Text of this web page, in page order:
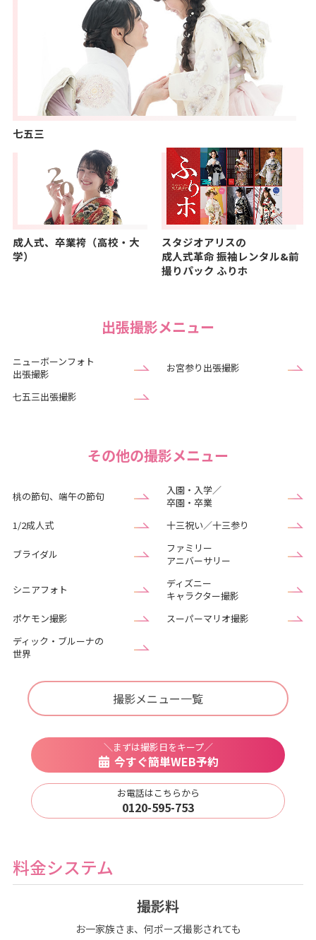
七五三
成人式、卒業袴（高校・大
学）
スタジオアリスの
成人式革命振袖レンタル&前
撮りパック ふりホ
出張撮影メニュー
ニューボーンフォト
出張撮影
お宮参り出張撮影
七五三出張撮影
その他の撮影メニュー
桃の節句、端午の節句
入園・入学／
卒園・卒業
1/2成人式
十三祝い／十三参り
ブライダル
ファミリー
アニバーサリー
シニアフォト
ディズニー
キャラクター撮影
ポケモン撮影
スーパーマリオ撮影
ディック・ブルーナの
世界
撮影メニュー一覧
＼まずは撮影日をキープ／
今すぐ簡単WEB予約
お電話はこちらから
0120-595-753
料金システム
撮影料
お一家族さま、何ポーズ撮影されても